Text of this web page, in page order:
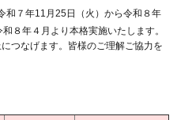
和７年11月25日（火）から令和８年
８年４月より本格実施いたします。
つなげます。皆様のご理解ご協力を